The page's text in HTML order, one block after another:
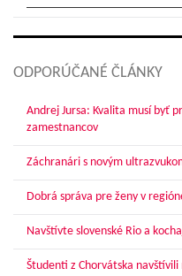
ODPORÚČANÉ ČLÁNKY
Andrej Jursa: Kvalita musí byť
zamestnancov
Záchranári s novým
Dobrá správa pre ženy v
Navštívte slovenské Rio a
Študenti z Chorvátska